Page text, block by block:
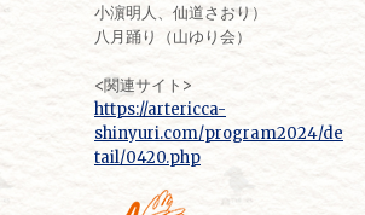
小濵明人、仙道さおり）
八月踊り（山ゆり会）
<関連サイト>
https://artericca-
shinyuri.com/program2024/de
tail/0420.php